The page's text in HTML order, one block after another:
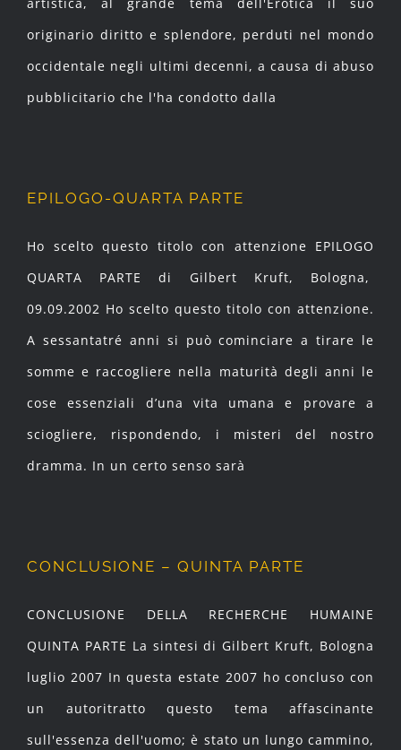
originario diritto e splendore, perduti nel mondo
occidentale negli ultimi decenni, a causa di abuso
pubblicitario che l'ha condotto dalla
EPILOGO-QUARTA PARTE
Ho scelto questo titolo con attenzione EPILOGO
QUARTA PARTE di Gilbert Kruft, Bologna,
09.09.2002 Ho scelto questo titolo con attenzione.
A sessantatré anni si può cominciare a tirare le
somme e raccogliere nella maturità degli anni le
cose essenziali d’una vita umana e provare a
sciogliere, rispondendo, i misteri del nostro
dramma. In un certo senso sarà
CONCLUSIONE – QUINTA PARTE
CONCLUSIONE DELLA RECHERCHE HUMAINE
QUINTA PARTE La sintesi di Gilbert Kruft, Bologna
luglio 2007 In questa estate 2007 ho concluso con
un autoritratto questo tema affascinante
sull'essenza dell'uomo; è stato un lungo cammino,